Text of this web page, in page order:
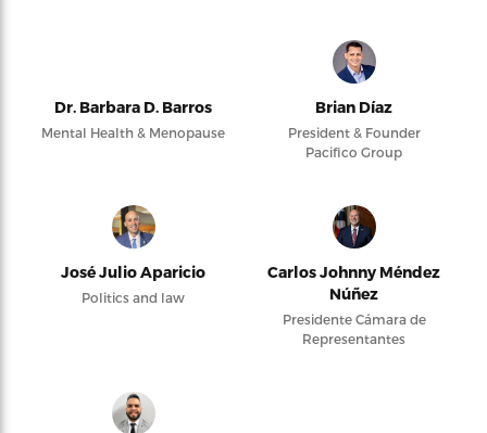
Dr. Barbara D. Barros
Mental Health & Menopause
Brian Díaz
President & Founder
Pacifico Group
José Julio Aparicio
Politics and law
Carlos Johnny Méndez
Núñez
Presidente Cámara de
Representantes